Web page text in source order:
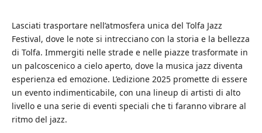
Lasciati trasportare nell’atmosfera unica del Tolfa Jazz
Festival, dove le note si intrecciano con la storia e la bellezza
di Tolfa. Immergiti nelle strade e nelle piazze trasformate in
un palcoscenico a cielo aperto, dove la musica jazz diventa
esperienza ed emozione. L’edizione 2025 promette di essere
un evento indimenticabile, con una lineup di artisti di alto
livello e una serie di eventi speciali che ti faranno vibrare al
ritmo del jazz.